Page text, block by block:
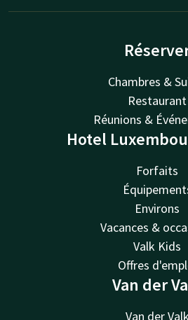
Chambres &
Restaurant
Réunions &
Hotel
Forfaits
Environs
Vacances &
Valk Kids
Offres
Van der
Van der Valk